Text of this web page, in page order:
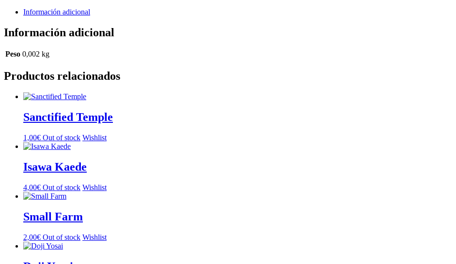
Información adicional
Información adicional
Peso 0,002 kg
Productos relacionados
Sanctified Temple
1,00€ Out of stock Wishlist
Isawa Kaede
4,00€ Out of stock Wishlist
Small Farm
2,00€ Out of stock Wishlist